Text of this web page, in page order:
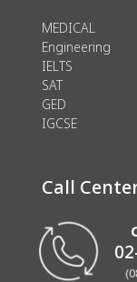
MEDICAL
Engineering
IELTS
SAT
GED
IGCSE
Call